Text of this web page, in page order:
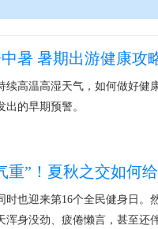
暑 暑期出游健康攻
续高温高湿天气，如何做好健
的早期预警。
重”！夏秋之交如何
时也迎来第16个全民健身日。
浑身没劲、疲倦懒言，甚至还